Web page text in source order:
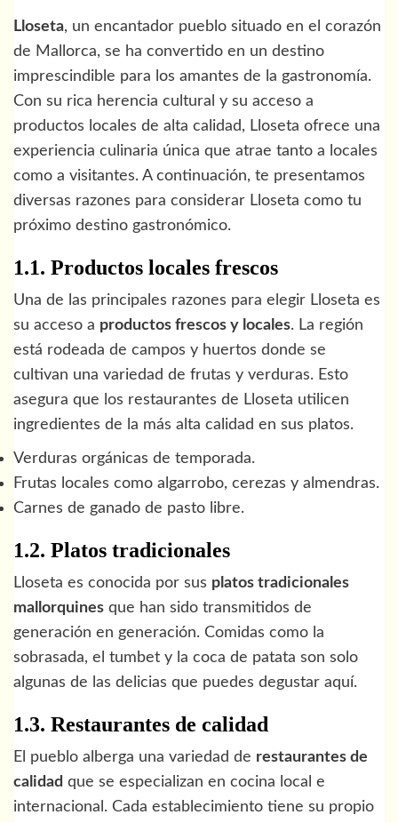
Lloseta, un encantador pueblo situado en el corazón
de Mallorca, se ha convertido en un destino
imprescindible para los amantes de la gastronomía.
Con su rica herencia cultural y su acceso a
productos locales de alta calidad, Lloseta ofrece una
experiencia culinaria única que atrae tanto a locales
como a visitantes. A continuación, te presentamos
diversas razones para considerar Lloseta como tu
próximo destino gastronómico.
1.1. Productos locales frescos
Una de las principales razones para elegir Lloseta es
su acceso a productos frescos y locales. La región
está rodeada de campos y huertos donde se
cultivan una variedad de frutas y verduras. Esto
asegura que los restaurantes de Lloseta utilicen
ingredientes de la más alta calidad en sus platos.
Verduras orgánicas de temporada.
Frutas locales como algarrobo, cerezas y almendras.
Carnes de ganado de pasto libre.
1.2. Platos tradicionales
Lloseta es conocida por sus platos tradicionales
mallorquines que han sido transmitidos de
generación en generación. Comidas como la
sobrasada, el tumbet y la coca de patata son solo
algunas de las delicias que puedes degustar aquí.
1.3. Restaurantes de calidad
El pueblo alberga una variedad de restaurantes de
calidad que se especializan en cocina local e
internacional. Cada establecimiento tiene su propio